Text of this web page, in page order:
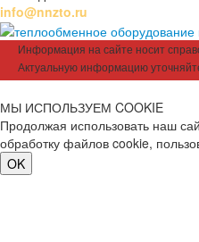
info@nnzto.ru
Информация на сайте носит
Актуальную информацию
МЫ ИСПОЛЬЗУЕМ COOKIE
Продолжая использовать наш
обработку файлов cookie,
OK